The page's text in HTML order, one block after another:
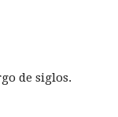
de siglos.